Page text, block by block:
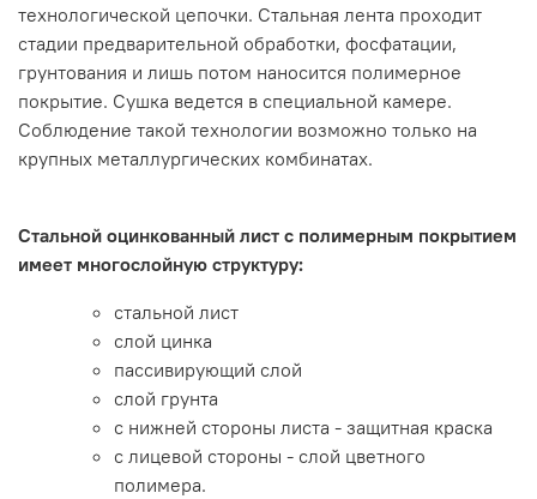
технологической цепочки. Стальная лента проходит
стадии предварительной обработки, фосфатации,
грунтования и лишь потом наносится полимерное
покрытие. Сушка ведется в специальной камере.
Соблюдение такой технологии возможно только на
крупных металлургических комбинатах.
Стальной оцинкованный лист с полимерным покрытием
имеет многослойную структуру:
стальной лист
слой цинка
пассивирующий слой
слой грунта
с нижней стороны листа - защитная краска
с лицевой стороны - слой цветного
полимера.